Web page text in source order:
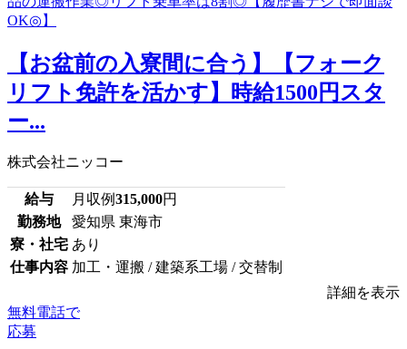
【お盆前の入寮間に合う】【フォーク
リフト免許を活かす】時給1500円スタ
ー...
株式会社ニッコー
給与 月収例315,000円
勤務地
愛知県 東海市
寮・社宅 あり
仕事内容 加工・運搬 / 建築系工場 / 交替制
詳細を表示
無料電話で
応募